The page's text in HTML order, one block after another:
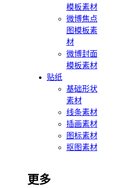
模板素材
微博焦点
图模板素
材
微博封面
模板素材
贴纸
基础形状
素材
线条素材
插画素材
图标素材
抠图素材
更多